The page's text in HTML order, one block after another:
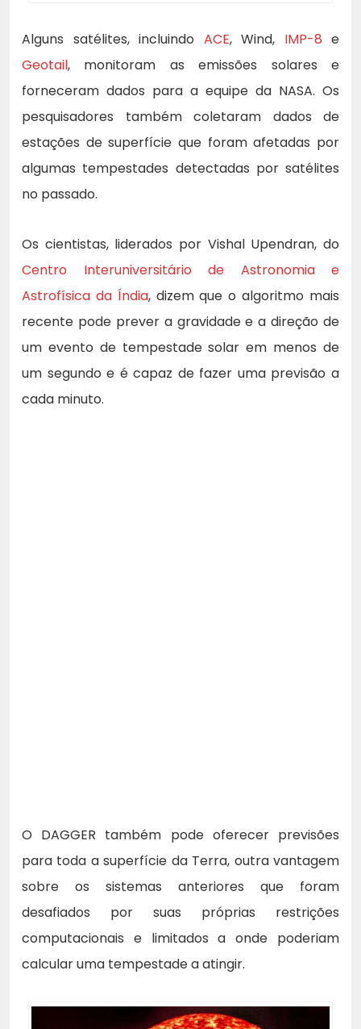
Alguns satélites, incluindo ACE, Wind, IMP-8 e
Geotail, monitoram as emissões solares e
forneceram dados para a equipe da NASA. Os
pesquisadores também coletaram dados de
estações de superfície que foram afetadas por
algumas tempestades detectadas por satélites
no passado.
Os cientistas, liderados por Vishal Upendran, do
Centro Interuniversitário de Astronomia e
Astrofísica da Índia, dizem que o algoritmo mais
recente pode prever a gravidade e a direção de
um evento de tempestade solar em menos de
um segundo e é capaz de fazer uma previsão a
cada minuto.
O DAGGER também pode oferecer previsões
para toda a superfície da Terra, outra vantagem
sobre os sistemas anteriores que foram
desafiados por suas próprias restrições
computacionais e limitados a onde poderiam
calcular uma tempestade a atingir.